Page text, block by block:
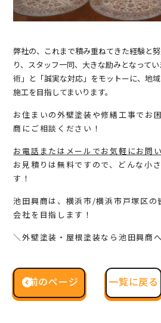
弊社の、これまで積み重ねてきた経験と
り、スタッフ一同、大きな励みとなって
術」と「誠実な対応」をモットーに、地
施工を目指してまいります。
お住まいの外壁塗装や修繕工事でお
商にご相談ください！
お電話またはメールでお気軽にお問
お見積りは無料ですので、どんな小
す！
池田興商は、横浜市/横浜市戸塚区の
会社を目指します！
＼外壁塗装・屋根塗装なら池田興商
前のページ 一覧に戻る